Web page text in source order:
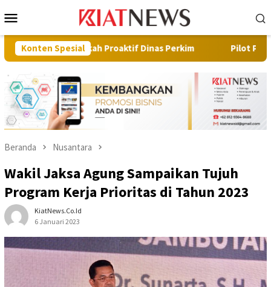
ke
Mobile
Konten Spesial
Proaktif Dinas Perkim Pilot Project, Kementerian
Beranda Nusantara
Wakil Jaksa Agung Sampaikan Tujuh
Program Kerja Prioritas di Tahun 2023
KiatNews.co.id
6 Januari 2023